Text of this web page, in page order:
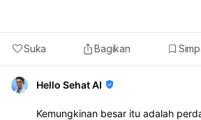
Suka Bagikan
Hello Sehat AI
Kemungkinan besar itu adalah